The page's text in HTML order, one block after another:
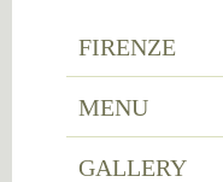
FIRENZE
MENU
GALLERY